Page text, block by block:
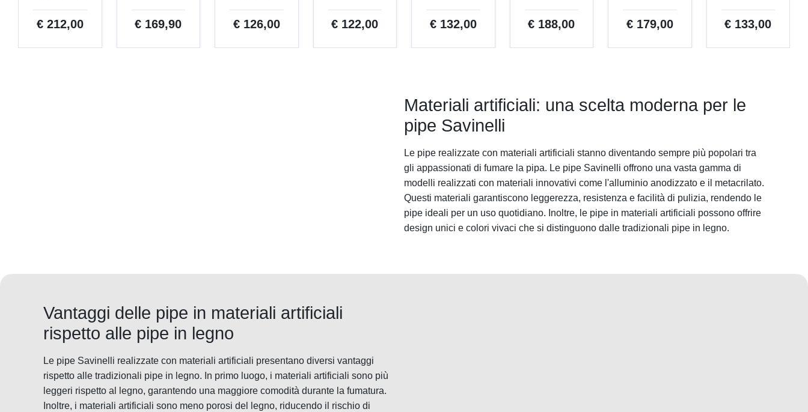
€ 212,00 € 169,90 € 126,00 € 122,00 € 132,00 € 188,00 € 179,00 € 133,00
Materiali artificiali: una scelta moderna per le
pipe Savinelli
Le pipe realizzate con materiali artificiali stanno diventando sempre più popolari tra
gli appassionati di fumare la pipa. Le pipe Savinelli offrono una vasta gamma di
modelli realizzati con materiali innovativi come l'alluminio anodizzato e il metacrilato.
Questi materiali garantiscono leggerezza, resistenza e facilità di pulizia, rendendo le
pipe ideali per un uso quotidiano. Inoltre, le pipe in materiali artificiali possono offrire
design unici e colori vivaci che si distinguono dalle tradizionali pipe in legno.
Vantaggi delle pipe in materiali artificiali
rispetto alle pipe in legno
Le pipe Savinelli realizzate con materiali artificiali presentano diversi vantaggi
rispetto alle tradizionali pipe in legno. In primo luogo, i materiali artificiali sono più
leggeri rispetto al legno, garantendo una maggiore comodità durante la fumatura.
Inoltre, i materiali artificiali sono meno porosi del legno, riducendo il rischio di